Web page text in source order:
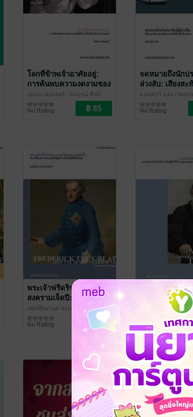
โลกที่ข้าพเจ้าอาศัยอยู่:
การค้นพบความงดงามของ
ชีวิตเหนือข้อจำกัดของ
ร่างกาย (The World I Live
In)
เฮเลน เคลเลอร์ / ธนธรณ์ ศิลป์
/ ไศเลนทร์
No Rating
จดหมายถึงนักป
ล่วงลับ: เสียงสะ
อดีตของนักเขีย
อมตะ (Letters
Authors)
แอนดรูว์ แลง / ธนธ
/ ไศเลนทร์
No Rating
พระเจ้าฟรีดริชมหาราชกับ
สงครามเจ็ดปี:
ประวัติศาสตร์ของกษัตริย์ผู้
สร้างปรัสเซียให้ยิ่งใหญ่
เฟอร์ดินานด์ ชเรเดอร์ / ภูริพัฒน์
/ ไศเลนทร์
No Rating
ภาพชีวิตของลีโอ
ตอย: ความทรงจ
ประพันธ์ผู้ทำให้
กลายเป็นมหากา
ชีวิต
มักซิม กอร์กี / ภูริณ จิ
No Rating